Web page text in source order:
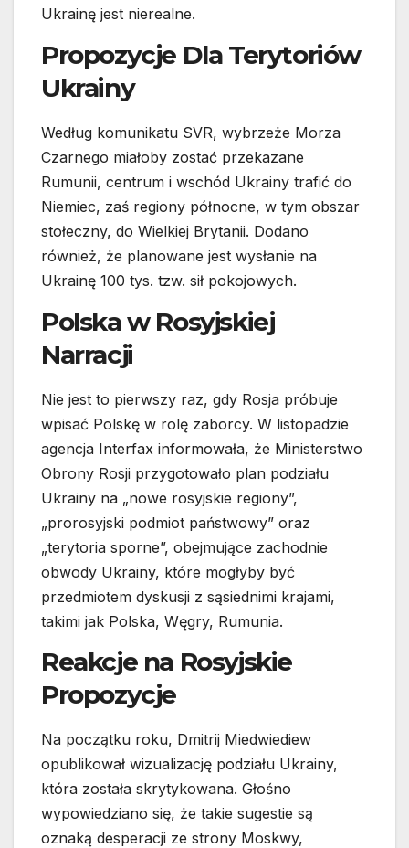
Ukrainę jest nierealne.
Propozycje Dla Terytoriów
Ukrainy
Według komunikatu SVR, wybrzeże Morza
Czarnego miałoby zostać przekazane
Rumunii, centrum i wschód Ukrainy trafić do
Niemiec, zaś regiony północne, w tym obszar
stołeczny, do Wielkiej Brytanii. Dodano
również, że planowane jest wysłanie na
Ukrainę 100 tys. tzw. sił pokojowych.
Polska w Rosyjskiej
Narracji
Nie jest to pierwszy raz, gdy Rosja próbuje
wpisać Polskę w rolę zaborcy. W listopadzie
agencja Interfax informowała, że Ministerstwo
Obrony Rosji przygotowało plan podziału
Ukrainy na „nowe rosyjskie regiony”,
„prorosyjski podmiot państwowy” oraz
„terytoria sporne”, obejmujące zachodnie
obwody Ukrainy, które mogłyby być
przedmiotem dyskusji z sąsiednimi krajami,
takimi jak Polska, Węgry, Rumunia.
Reakcje na Rosyjskie
Propozycje
Na początku roku, Dmitrij Miedwiediew
opublikował wizualizację podziału Ukrainy,
która została skrytykowana. Głośno
wypowiedziano się, że takie sugestie są
oznaką desperacji ze strony Moskwy,